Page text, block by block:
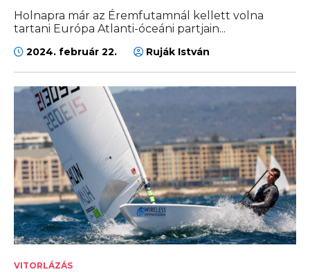
Holnapra már az Éremfutamnál kellett volna
tartani Európa Atlanti-óceáni partjain...
2024. február 22. Ruják István
VITORLÁZÁS